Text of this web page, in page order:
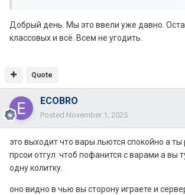
Добрый день. Мы это ввели уже давно.
классовых и всё. Всем не угодить.
Quote
ECOBRO
Posted November 1, 2025
это выходит что вары льются спокойно а ты
прсои отгул чтоб пофанится с варами а вы
одну колитку.
оно видно в чью вы сторону играете и